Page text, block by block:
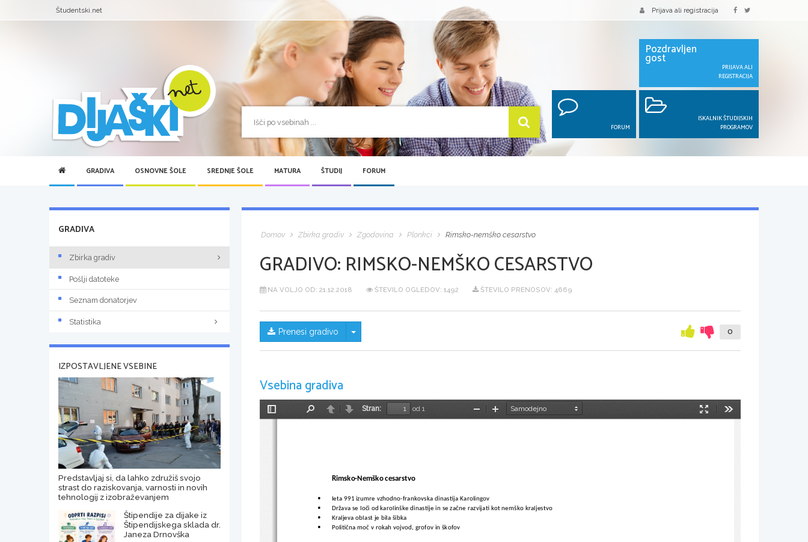
Študentski.net Prijava ali registracija
Pozdravljen
gost
PRIJAVA ALI
REGISTRACIJA
FORUM
ISKALNIK ŠTUDIJSKIH
PROGRAMOV
GRADIVA OSNOVNE ŠOLE SREDNJE ŠOLE MATURA ŠTUDIJ FORUM
Domov Zbirka gradiv Zgodovina Plonkci Rimsko-nemško cesarstvo
GRADIVO: RIMSKO-NEMŠKO CESARSTVO
NA VOLJO OD: 21.12.2018 ŠTEVILO OGLEDOV: 1492 ŠTEVILO PRENOSOV: 4669
Prenesi gradivo Skrij/prikaži meni 0
Vsebina gradiva
Preklopi
NazajNaprej
Stran:
od 1
Način
PomanjšajPovečaj
Rimsko-Nemško cesarstvo

leta 991 izumre vzhodno-frankovska dinastija Karolingov

Država se loči od karolinške dinastije in se začne razvijati kot nemško kraljestvo

Kraljeva oblast je bila šibka

Politična moč v rokah vojvod, grofov in škofov
GRADIVA
Zbirka gradiv
Pošlji datoteke
Seznam donatorjev
Statistika
IZPOSTAVLJENE VSEBINE
Predstavljaj si, da lahko združiš svojo
strast do raziskovanja, varnosti in novih
tehnologij z izobraževanjem
Štipendije za dijake iz
Štipendijskega sklada dr.
Janeza Drnovška